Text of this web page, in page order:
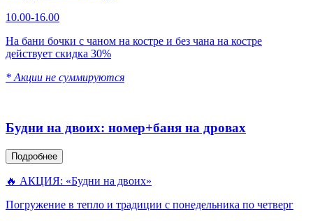
10.00-16.00
На бани бочки с чаном на костре и без чана на костре
действует скидка 30%
* Акции не суммируются
Будни на двоих: номер+баня на дровах
Подробнее
🔥 АКЦИЯ: «Будни на двоих»
Погружение в тепло и традиции с понедельника по четверг